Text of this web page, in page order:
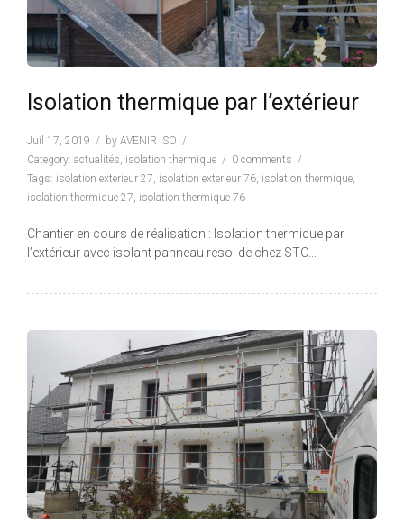
Isolation thermique par l’extérieur
Juil 17, 2019 by AVENIR ISO
Category: actualités, isolation thermique
0 comments
Tags: isolation exterieur 27, isolation exterieur 76, isolation thermique,
isolation thermique 27, isolation thermique 76
Chantier en cours de réalisation : Isolation thermique par
l’extérieur avec isolant panneau resol de chez STO...